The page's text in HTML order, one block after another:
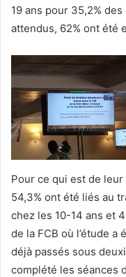
19 ans pour 35,2%
attendus, 62% ont été
Pour ce qui est de leur
54,3% ont été liés au
chez les 10-14 ans et
de la FCB où l’étude
déjà passés sous
complété les séances